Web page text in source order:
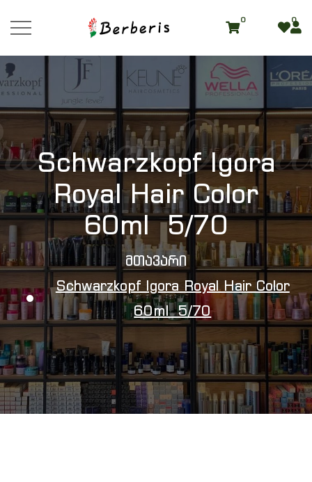
0 0
Schwarzkopf Igora
Royal Hair Color
60ml 5/70
Მთავარი
Schwarzkopf Igora Royal Hair Color
60ml 5/70